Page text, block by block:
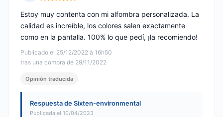
Publicado el 25/12/2022 à 16h50
tras una compra de 29/11/2022
Estoy muy contenta con mi alfombra personalizada. La
calidad es increíble, los colores salen exactamente
como en la pantalla. 100% lo que pedí, ¡la recomiendo!
Opinión traducida
Respuesta de Sixten-environmental
Publicada el 10/04/2023